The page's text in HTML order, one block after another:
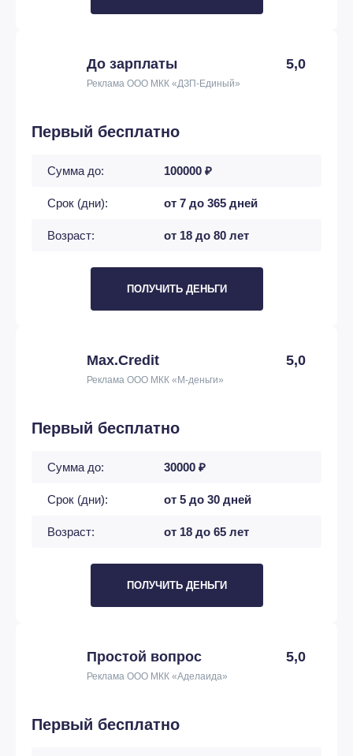
До зарплаты 5,0
Реклама ООО МКК «ДЗП-Единый»
Первый бесплатно
Сумма до: 100000 ₽
Срок (дни): от 7 до 365 дней
Возраст: от 18 до 80 лет
ПОЛУЧИТЬ ДЕНЬГИ
Max.Credit 5,0
Реклама ООО МКК «М-деньги»
Первый бесплатно
Сумма до: 30000 ₽
Срок (дни): от 5 до 30 дней
Возраст: от 18 до 65 лет
ПОЛУЧИТЬ ДЕНЬГИ
Простой вопрос 5,0
Реклама ООО МКК «Аделаида»
Первый бесплатно